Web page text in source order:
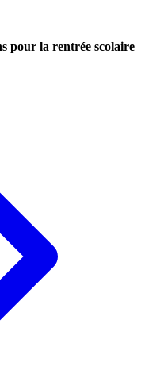
pour la rentrée scolaire